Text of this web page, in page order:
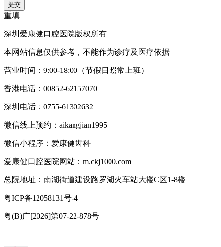
提交
重填
深圳爱康健口腔医院版权所有
本网站信息仅供参考，不能作为诊疗及医疗依据
营业时间：9:00-18:00（节假日照常上班）
香港电话：00852-62157070
深圳电话：0755-61302632
微信线上预约：aikangjian1995
微信小程序：爱康健齿科
爱康健口腔医院网站：m.ckj1000.com
总院地址：南湖街道建设路罗湖火车站大楼C区1-8楼
粤ICP备12058131号-4
粤(B)广[2026]第07-22-878号